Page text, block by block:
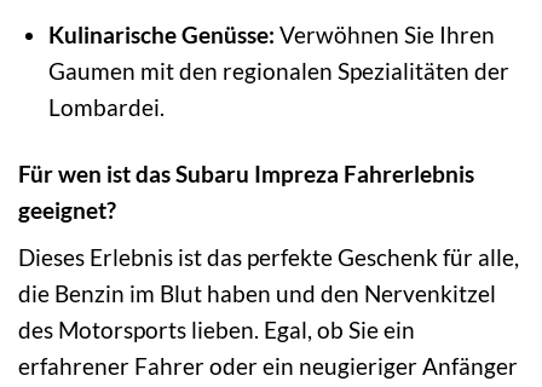
Kulinarische Genüsse: Verwöhnen Sie Ihren
Gaumen mit den regionalen Spezialitäten der
Lombardei.
Für wen ist das Subaru Impreza Fahrerlebnis
geeignet?
Dieses Erlebnis ist das perfekte Geschenk für alle,
die Benzin im Blut haben und den Nervenkitzel
des Motorsports lieben. Egal, ob Sie ein
erfahrener Fahrer oder ein neugieriger Anfänger